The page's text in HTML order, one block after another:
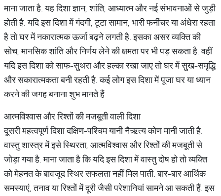
माना जाता है. यह दिशा ज्ञान, शांति, आध्यात्म और नई संभावनाओं से जुड़ी
होती है. यदि इस दिशा में गंदगी, टूटा सामान, भारी फर्नीचर या अंधेरा रहता
है तो घर में नकारात्मक ऊर्जा बढ़ने लगती है. इसका असर व्यक्ति की
सोच, मानसिक शांति और निर्णय लेने की क्षमता पर भी पड़ सकता है. वहीं
यदि इस दिशा को साफ-सुथरा और हल्का रखा जाए तो घर में सुख-समृद्धि
और सकारात्मकता बनी रहती है. कई लोग इस दिशा में पूजा घर या ध्यान
करने की जगह बनाना शुभ मानते हैं.
आत्मविश्वास और रिश्तों की मजबूती वाली दिशा
दूसरी महत्वपूर्ण दिशा दक्षिण-पश्चिम यानी नैऋत्य कोण मानी जाती है.
वास्तु शास्त्र में इसे स्थिरता, आत्मविश्वास और रिश्तों की मजबूती से
जोड़ा गया है. माना जाता है कि यदि इस दिशा में वास्तु दोष हो तो व्यक्ति
को मेहनत के बावजूद स्थिर सफलता नहीं मिल पाती. बार-बार आर्थिक
समस्याएं, तनाव या रिश्तों में दूरी जैसी परेशानियां सामने आ सकती हैं. इस